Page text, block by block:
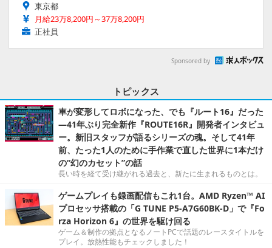
東京都
月給23万8,200円～37万8,200円
正社員
Sponsored by
トピックス
車が変形してロボになった、でも『ルート16』だった
―41年ぶり完全新作『ROUTE16R』開発者インタビュ
ー。新旧スタッフが語るシリーズの魂。そして41年
前、たった1人のために手作業で直した世界に1本だけ
の“幻のカセット”の話
長い時を経て受け継がれる過去と、新たに生まれるものとは。
ゲームプレイも録画配信もこれ1台。AMD Ryzen™ AI
プロセッサ搭載の「G TUNE P5-A7G60BK-D」で『Fo
rza Horizon 6』の世界を駆け回る
ゲーム＆制作の拠点となるノートPCで話題のレースタイトルを
プレイ。放熱性能もチェックしました！